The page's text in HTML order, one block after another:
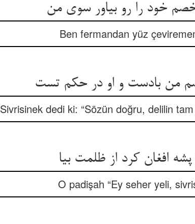
خود را رو بیاور سوی من
Ben fermandan yüz
من بادست و او در حکم تست
Sivrisinek dedi ki: “Sözün doğru, delilin
افغان کرد از ظلمت بیا
O padişah “Ey seher yeli,